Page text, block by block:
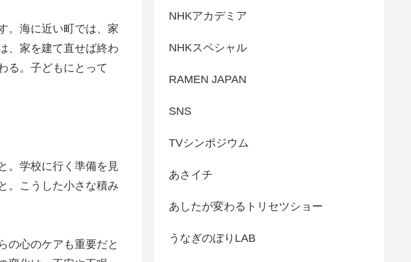
。海に近い町では、家
、家を建て直せば終わ
る。子どもにとって
。学校に行く準備を見
。こうした小さな積み
の心のケアも重要だと
NHKアカデミア
NHKスペシャル
RAMEN JAPAN
SNS
TVシンポジウム
あさイチ
あしたが変わるトリセツショー
うなぎのぼりLAB